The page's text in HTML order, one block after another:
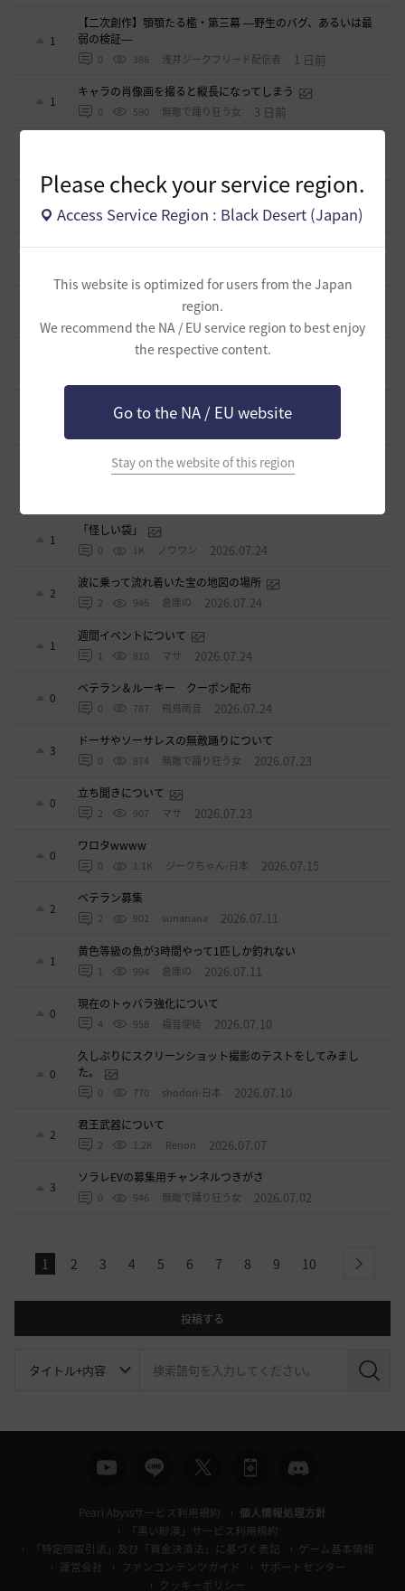
Please check your service region.
Access Service Region : Black Desert (Japan)
This website is optimized for users from the Japan
region.
We recommend the NA / EU service region to best enjoy
the respective content.
Go to the NA / EU website
Stay on the website of this region
1
【二次創作】顎顎たる檻・第三幕 ―野生のバグ、あるいは最
弱の検証―
0 386 浅井ジークフリード配信者 1 日前
1
キャラの肖像画を撮ると縦長になってしまう
0 590 無敵で踊り狂う女 3 日前
1
そんなこと知ってらぁ…なこと？
0 544 ノウワン 4 日前
ミルの木遺跡(狩場)への行き方について
取引所の購入の仕方について
2 572 歩くマシュマロ-日本 5 日前
エマ・バルタリの記録日誌 9～12章について
止まらない超高速成長、HYPERBOOST
【ギルド名声】2026ハイデル宴会スクショ【どうなる？】
（2026年ギルド名声アプデリンク追記）
1
「怪しい袋」
0 1K ノウワン 2026.07.24
2
波に乗って流れ着いた宝の地図の場所
2 946 倉庫の 2026.07.24
1
週間イベントについて
1 810 マサ 2026.07.24
0
ベテラン＆ルーキー クーポン配布
0 787 飛鳥雨音 2026.07.24
3
ドーサやソーサレスの無敵踊りについて
0 874 無敵で踊り狂う女 2026.07.23
0
立ち聞きについて
2 907 マサ 2026.07.23
0
ワロタwwww
0 1.1K ジークちゃん-日本 2026.07.15
2
ベテラン募集
2 902 sunanana 2026.07.11
1
黄色等級の魚が3時間やって1匹しか釣れない
1 994 倉庫の 2026.07.11
0
現在のトゥバラ強化について
4 958 福音使徒 2026.07.10
0
久しぶりにスクリーンショット撮影のテストをしてみまし
た。
0 770 shodori-日本 2026.07.10
2
君王武器について
2 1.2K Renon 2026.07.07
3
ソラレEVの募集用チャンネルつきがさ
0 946 無敵で踊り狂う女 2026.07.02
1 2 3 4 5 6 7 8 9 10 next
投稿する
検
Pearl Abyssサービス利用規約
個人情報処理方針
「黒い砂漠」サービス利用規約
「特定商取引法」及び「資金決済法」に基づく表記
ゲーム基本情報
運営会社
ファンコンテンツガイド
サポートセンター
クッキーポリシー